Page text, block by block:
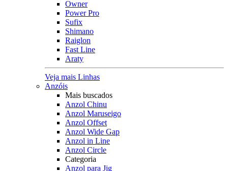
Owner
Power Pro
Sufix
Shimano
Raiglon
Fast Line
Araty
Veja mais Linhas
Anzóis
Mais buscados
Anzol Chinu
Anzol Maruseigo
Anzol Offset
Anzol Wide Gap
Anzol in Line
Anzol Circle
Categoria
Anzol para Jig